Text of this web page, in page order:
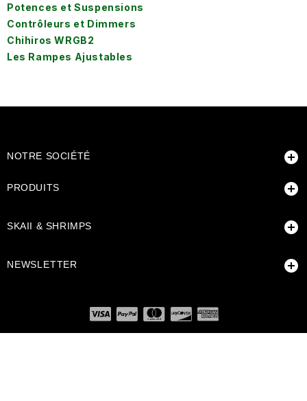
Potences et Suspensions
Contrôleurs et Dimmers
Chihiros WRGB2
Les Rampes Ajustables
NOTRE SOCIÉTÉ 
PRODUITS 
SKAII & SHRIMPS 
NEWSLETTER 